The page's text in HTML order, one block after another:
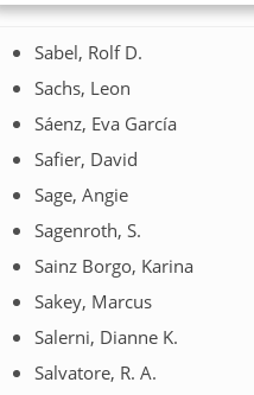
Sabel, Rolf D.
Sachs, Leon
Sáenz, Eva García
Safier, David
Sage, Angie
Sagenroth, S.
Sainz Borgo, Karina
Sakey, Marcus
Salerni, Dianne K.
Salvatore, R. A.